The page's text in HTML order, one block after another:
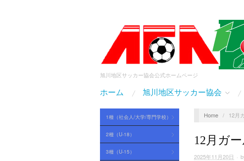
旭川地区サッカー協会公式ホームページ
ホーム 旭川地区サッカー協会
1種（社会人/大学/専門学校）
2種（U-18）
3種（U-15）
Home / 12月
12月ガ
2025年11月20日 ·